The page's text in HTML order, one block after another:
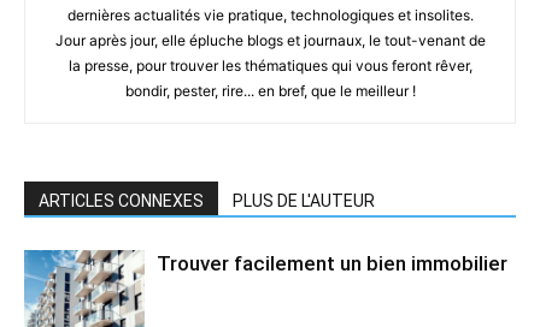
dernières actualités vie pratique, technologiques et insolites.
Jour après jour, elle épluche blogs et journaux, le tout-venant de
la presse, pour trouver les thématiques qui vous feront rêver,
bondir, pester, rire... en bref, que le meilleur !
ARTICLES CONNEXES PLUS DE L'AUTEUR
Trouver facilement un bien immobilier